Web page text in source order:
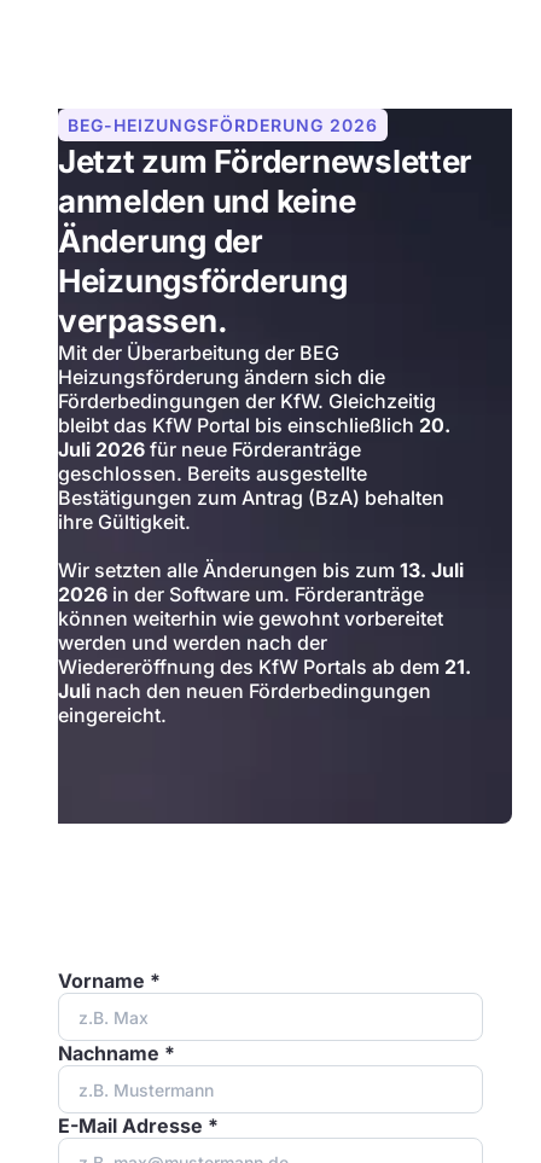
BEG-HEIZUNGSFÖRDERUNG 2026
Jetzt zum Fördernewsletter
anmelden und keine
Änderung der
Heizungsförderung
verpassen.
Mit der Überarbeitung der BEG
Heizungsförderung ändern sich die
Förderbedingungen der KfW. Gleichzeitig
bleibt das KfW Portal bis einschließlich 20.
Juli 2026 für neue Förderanträge
geschlossen. Bereits ausgestellte
Bestätigungen zum Antrag (BzA) behalten
ihre Gültigkeit.
Wir setzten alle Änderungen bis zum 13. Juli
2026 in der Software um. Förderanträge
können weiterhin wie gewohnt vorbereitet
werden und werden nach der
Wiedereröffnung des KfW Portals ab dem 21.
Juli nach den neuen Förderbedingungen
eingereicht.
Vorname *
Nachname *
E-Mail Adresse *